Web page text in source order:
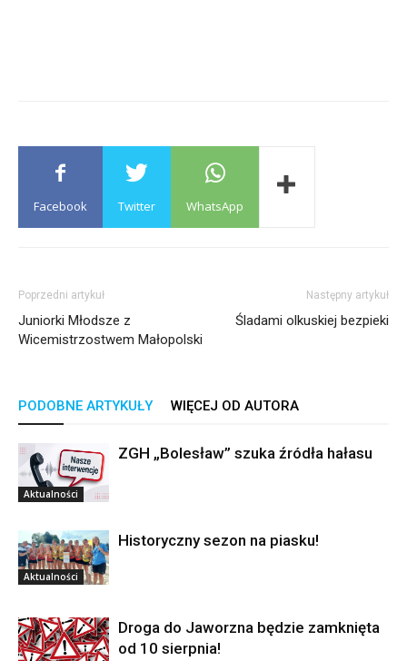
Facebook Twitter WhatsApp
Poprzedni artykuł
Juniorki Młodsze z
Wicemistrzostwem Małopolski
Następny artykuł
Śladami olkuskiej bezpieki
PODOBNE ARTYKUŁY WIĘCEJ OD AUTORA
Aktualności
ZGH „Bolesław” szuka źródła hałasu
Aktualności
Historyczny sezon na piasku!
Droga do Jaworzna będzie zamknięta
od 10 sierpnia!